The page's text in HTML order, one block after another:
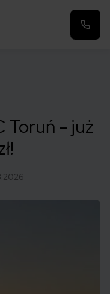
Toruń – już